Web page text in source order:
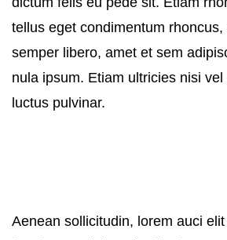
tellus eget condimentum rhoncus,
semper libero, amet et sem
nula ipsum. Etiam ultricies nisi
luctus pulvinar.
Aenean sollicitudin, lorem auci